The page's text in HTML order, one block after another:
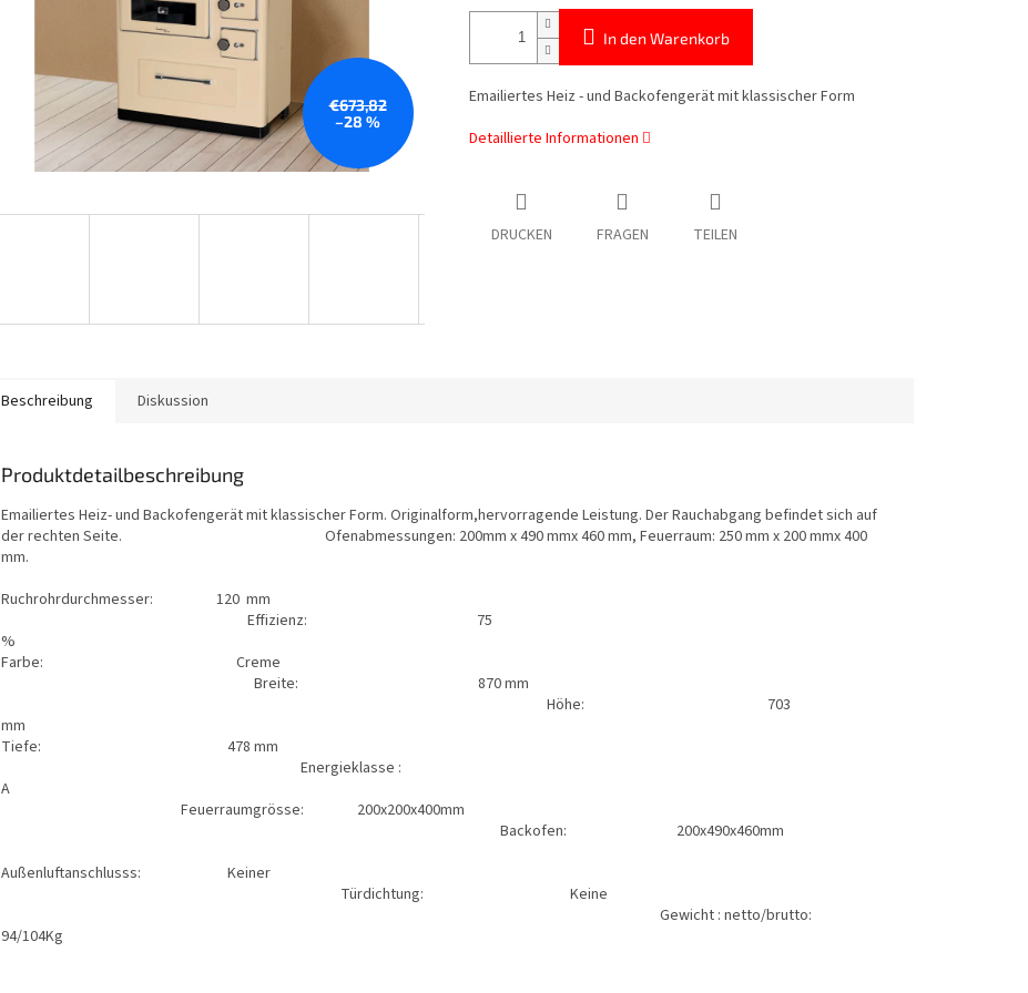
€673,82
–28 %
In den Warenkorb
Emailiertes Heiz - und Backofengerät mit klassischer Form
Detaillierte Informationen
DRUCKEN FRAGEN TEILEN
Beschreibung Diskussion
Produktdetailbeschreibung
Emailiertes Heiz- und Backofengerät mit klassischer Form. Originalform,hervorragende Leistung. Der Rauchabgang befindet sich auf
der rechten Seite. Ofenabmessungen: 200mm x 490 mmx 460 mm, Feuerraum: 250 mm x 200 mmx 400
mm.
Ruchrohrdurchmesser: 120 mm
Effizienz: 75
%
Farbe: Creme
Breite: 870 mm
Höhe: 703
mm
Tiefe: 478 mm
Energieklasse :
A
Feuerraumgrösse: 200x200x400mm
Backofen: 200x490x460mm
Außenluftanschlusss: Keiner
Türdichtung: Keine
Gewicht : netto/brutto:
94/104Kg